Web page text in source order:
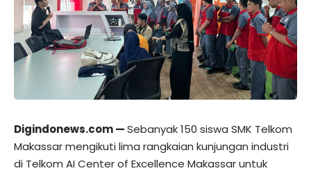
Digindonews.com—Sebanyak 150 siswa SMK Telkom
Makassar mengikuti lima rangkaian kunjungan industri
di Telkom AI Center of Excellence Makassar untuk